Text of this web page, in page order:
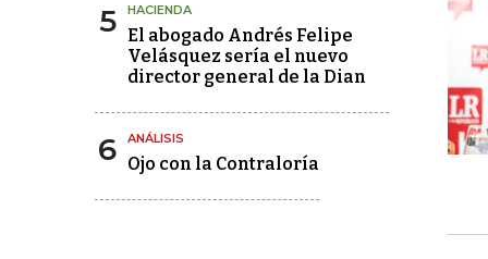
5 HACIENDA
El abogado Andrés Felipe
Velásquez sería el nuevo
director general de la Dian
6 ANÁLISIS
Ojo con la Contraloría